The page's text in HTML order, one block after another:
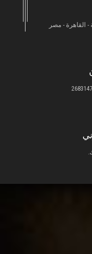
- القاهرة - مصر